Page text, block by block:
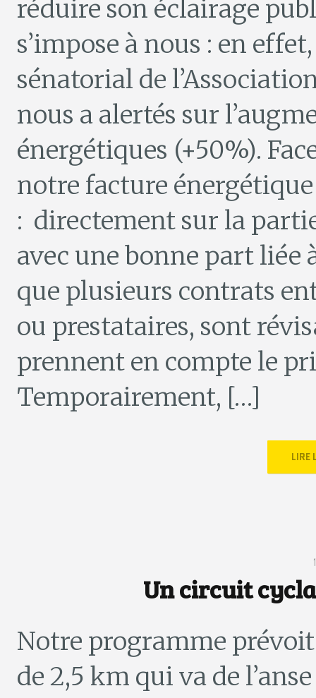
réduire son éclairage
s’impose à nous : en
sénatorial de
nous a alertés sur
énergétiques (+50%).
notre facture
: directement sur la
avec une bonne part liée
que plusieurs contrats
ou prestataires, sont
prennent en compte le
Temporairement, […]
LIRE
Un circuit
Notre programme
de 2,5 km qui va de